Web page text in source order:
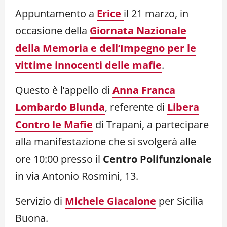
Appuntamento a Erice il 21 marzo, in
occasione della Giornata Nazionale
della Memoria e dell’Impegno per le
vittime innocenti delle mafie.
Questo è l’appello di Anna Franca
Lombardo Blunda, referente di Libera
Contro le Mafie di Trapani, a partecipare
alla manifestazione che si svolgerà alle
ore 10:00 presso il Centro Polifunzionale
in via Antonio Rosmini, 13.
Servizio di Michele Giacalone per Sicilia
Buona.